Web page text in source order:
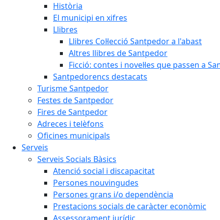
Història
El municipi en xifres
Llibres
Llibres Col·lecció Santpedor a l'abast
Altres llibres de Santpedor
Ficció: contes i novel·les que passen a
Santpedorencs destacats
Turisme Santpedor
Festes de Santpedor
Fires de Santpedor
Adreces i telèfons
Oficines municipals
Serveis
Serveis Socials Bàsics
Atenció social i discapacitat
Persones nouvingudes
Persones grans i/o dependència
Prestacions socials de caràcter econòmic